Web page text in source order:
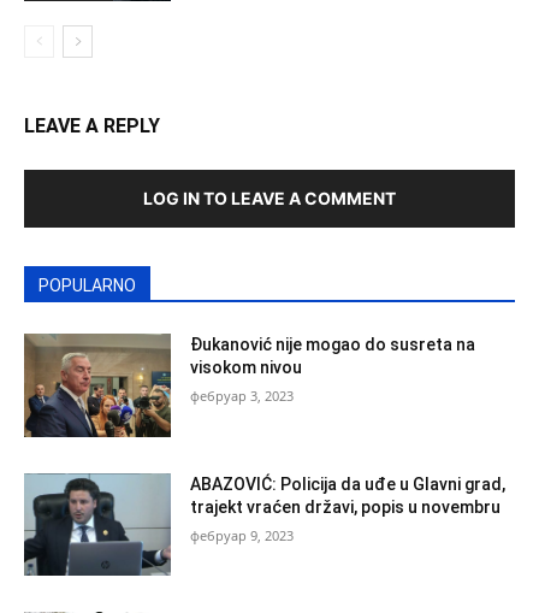
LEAVE A REPLY
LOG IN TO LEAVE A COMMENT
POPULARNO
Đukanović nije mogao do susreta na
visokom nivou
фебруар 3, 2023
ABAZOVIĆ: Policija da uđe u Glavni grad,
trajekt vraćen državi, popis u novembru
фебруар 9, 2023